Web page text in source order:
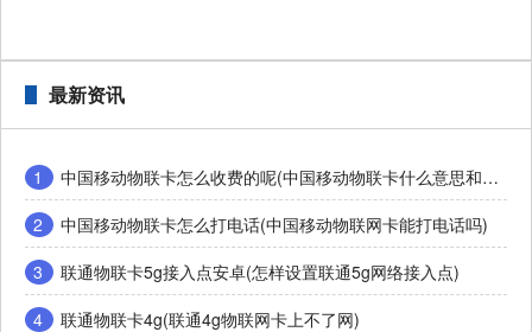
最新资讯
1
中国移动物联卡怎么收费的呢(中国移动物联卡什么意思和普通卡有什么区别)
2
中国移动物联卡怎么打电话(中国移动物联网卡能打电话吗)
3
联通物联卡5g接入点安卓(怎样设置联通5g网络接入点)
4
联通物联卡4g(联通4g物联网卡上不了网)